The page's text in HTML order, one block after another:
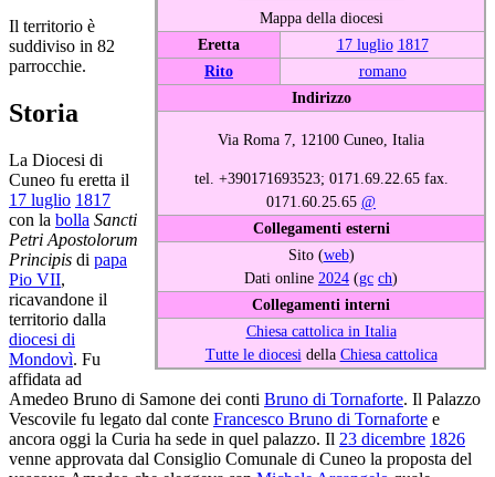
Mappa della diocesi
Eretta
17 luglio 1817
Rito
romano
Indirizzo
Via Roma 7, 12100 Cuneo, Italia
tel. +390171693523; 0171.69.22.65 fax.
0171.60.25.65 @
Collegamenti esterni
Sito (web)
Dati online 2024 (gc ch)
Collegamenti interni
Chiesa cattolica in Italia
Tutte le diocesi della Chiesa cattolica
Il territorio è
suddiviso in 82
parrocchie.
Storia
La Diocesi di
Cuneo fu eretta il
17 luglio 1817
con la bolla Sancti
Petri Apostolorum
Principis di papa
Pio VII,
ricavandone il
territorio dalla
diocesi di
Mondovì. Fu
affidata ad
Amedeo Bruno di Samone dei conti Bruno di Tornaforte. Il Palazzo
Vescovile fu legato dal conte Francesco Bruno di Tornaforte e
ancora oggi la Curia ha sede in quel palazzo. Il 23 dicembre 1826
venne approvata dal Consiglio Comunale di Cuneo la proposta del